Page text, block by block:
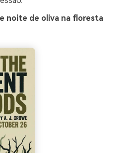
noite de oliva na floresta